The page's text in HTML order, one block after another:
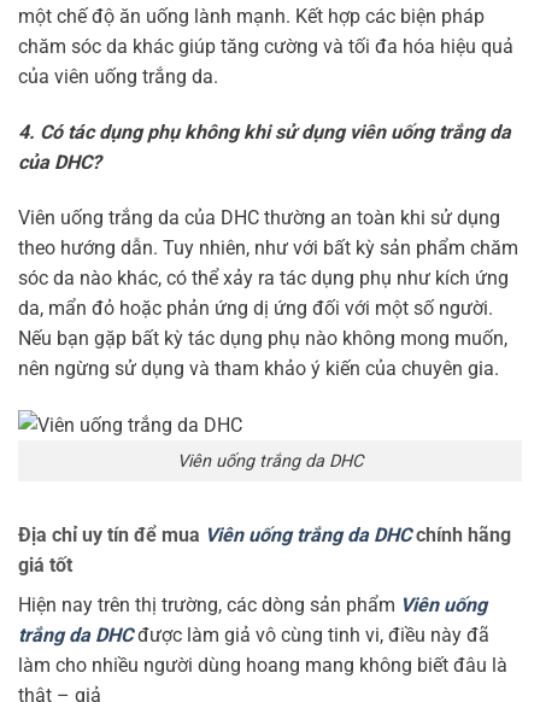
một chế độ ăn uống lành mạnh. Kết hợp các biện pháp
chăm sóc da khác giúp tăng cường và tối đa hóa hiệu quả
của viên uống trắng da.
4. Có tác dụng phụ không khi sử dụng viên uống trắng da
của DHC?
Viên uống trắng da của DHC thường an toàn khi sử dụng
theo hướng dẫn. Tuy nhiên, như với bất kỳ sản phẩm chăm
sóc da nào khác, có thể xảy ra tác dụng phụ như kích ứng
da, mẩn đỏ hoặc phản ứng dị ứng đối với một số người.
Nếu bạn gặp bất kỳ tác dụng phụ nào không mong muốn,
nên ngừng sử dụng và tham khảo ý kiến của chuyên gia.
Viên uống trắng da DHC
Địa chỉ uy tín để mua Viên uống trắng da DHC chính hãng
giá tốt
Hiện nay trên thị trường, các dòng sản phẩm Viên uống
trắng da DHC được làm giả vô cùng tinh vi, điều này đã
làm cho nhiều người dùng hoang mang không biết đâu là
thật – giả